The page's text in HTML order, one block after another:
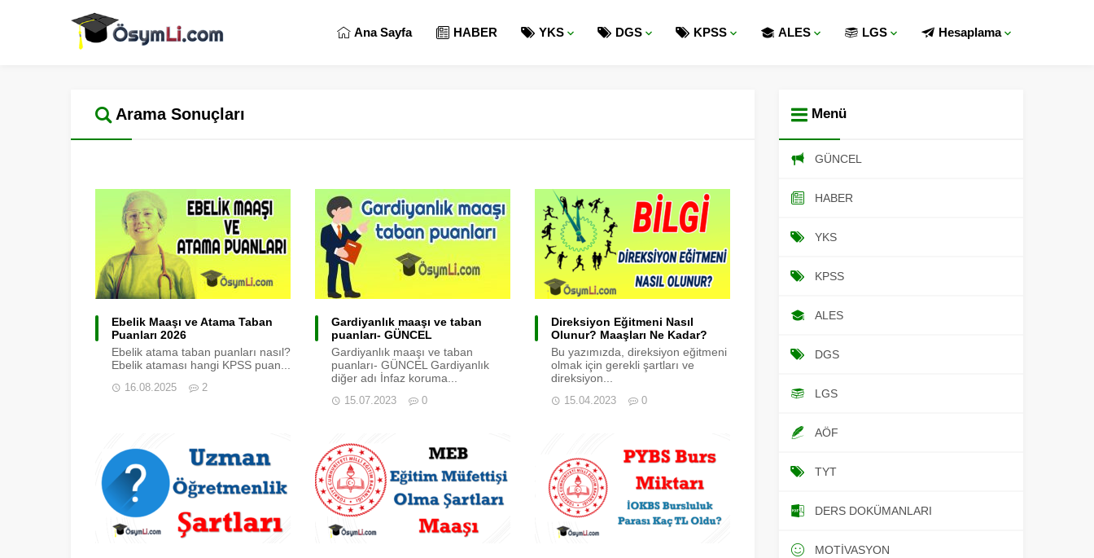
Ana Sayfa HABER YKS DGS KPSS ALES LGS Hesaplama
Arama Sonuçları
Ebelik Maaşı ve Atama Taban
Puanları 2026
Ebelik atama taban puanları nasıl?
Ebelik ataması hangi KPSS puan...
16.08.2025 2
Gardiyanlık maaşı ve taban
puanları- GÜNCEL
Gardiyanlık maaşı ve taban
puanları- GÜNCEL Gardiyanlık
diğer adı İnfaz koruma...
15.07.2023 0
Direksiyon Eğitmeni Nasıl
Olunur? Maaşları Ne Kadar?
Bu yazımızda, direksiyon eğitmeni
olmak için gerekli şartları ve
direksiyon...
15.04.2023 0
Menü
GÜNCEL
HABER
YKS
KPSS
ALES
DGS
LGS
AÖF
TYT
DERS DOKÜMANLARI
MOTIVASYON